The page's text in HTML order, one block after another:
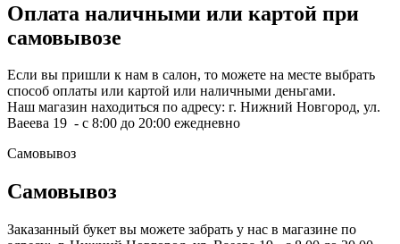
Оплата наличными или картой при
самовывозе
Если вы пришли к нам в салон, то можете на месте выбрать
способ оплаты или картой или наличными деньгами.
Наш магазин находиться по адресу: г. Нижний Новгород, ул.
Ваеева 19 - с 8:00 до 20:00 ежедневно
Самовывоз
Самовывоз
Заказанный букет вы можете забрать у нас в магазине по